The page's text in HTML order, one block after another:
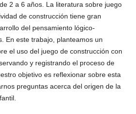
2 a 6 años. La literatura sobre juego
de construcción tiene gran
del pensamiento lógico-
En este trabajo, planteamos un
el uso del juego de construcción con
y registrando el proceso de
objetivo es reflexionar sobre esta
preguntas acerca del origen de la